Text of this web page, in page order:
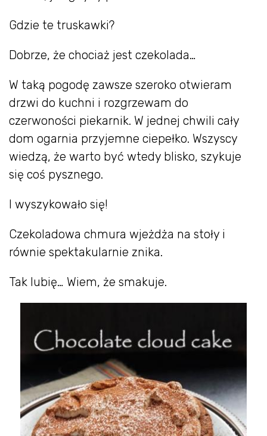
Gdzie te truskawki?
Dobrze, że chociaż jest czekolada…
W taką pogodę zawsze szeroko otwieram
drzwi do kuchni i rozgrzewam do
czerwoności piekarnik. W jednej chwili cały
dom ogarnia przyjemne ciepełko. Wszyscy
wiedzą, że warto być wtedy blisko, szykuje
się coś pysznego.
I wyszykowało się!
Czekoladowa chmura wjeżdża na stoły i
równie spektakularnie znika.
Tak lubię… Wiem, że smakuje.